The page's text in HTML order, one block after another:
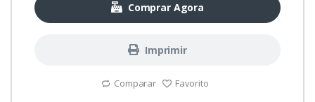
Comprar Agora
Imprimir
Comparar Favorito